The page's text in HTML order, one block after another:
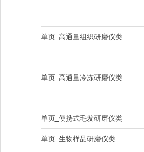
单页_高通量组织研磨仪类
单页_高通量冷冻研磨仪类
单页_便携式毛发研磨仪类
单页_生物样品研磨仪类